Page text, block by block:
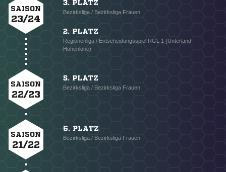
SAISON
23/24
3. PLATZ
Bezirksliga / Bezirksliga Frauen
2. PLATZ
Regionenliga / Entscheidungsspiel RGL 1 (Unterland -
Hohenlohe)
SAISON
22/23
5. PLATZ
Bezirksliga / Bezirksliga Frauen
SAISON
21/22
6. PLATZ
Bezirksliga / Bezirksliga Frauen